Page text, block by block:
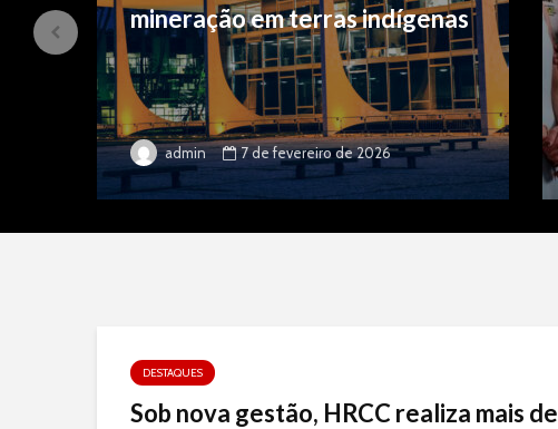
mineração em terras indígenas
admin 7 de fevereiro de 2026
DESTAQUES
Sob nova gestão, HRCC realiza mais de